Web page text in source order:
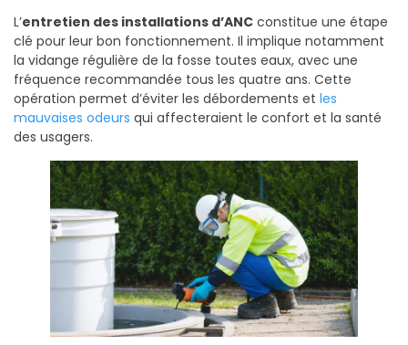
L’entretien des installations d’ANC constitue une étape
clé pour leur bon fonctionnement. Il implique notamment
la vidange régulière de la fosse toutes eaux, avec une
fréquence recommandée tous les quatre ans. Cette
opération permet d’éviter les débordements et les
mauvaises odeurs qui affecteraient le confort et la santé
des usagers.